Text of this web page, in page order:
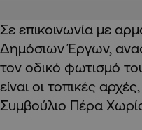
Σε επικοινωνία με
Δημόσιων Έργων,
τον οδικό φωτισμό
είναι οι τοπικές
Συμβούλιο Πέρα